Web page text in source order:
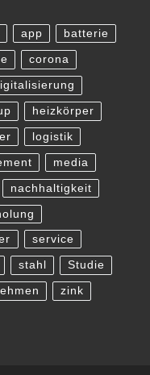
app batterie
corona
heizkörper
logistik
media
nachhaltigkeit
service
stahl Studie
zink